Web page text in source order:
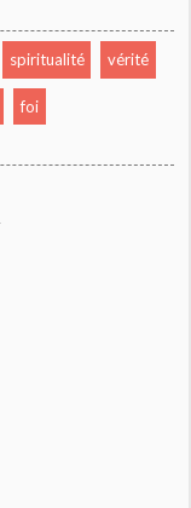
spiritualité vérité
foi